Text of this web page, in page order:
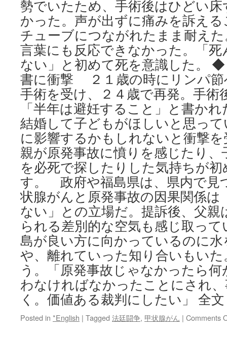
勢でいたため、手術後はひどい
かった。声が出ずに痛みを訴え
チューブにつながれたまま耐え
言葉にも反応できなかった。「
ない」と初めて死を意識した。
書に衝撃 ２１歳の時にリンパ節
手術を受け、２４歳で再発。手術
「半年は避妊すること」と書か
結婚して子どもがほしいと思っ
に影響するかもしれないと衝撃
親が原発事故に憤りを感じたり
を必死で探したりした気持ちが
す。 政府や福島県は、県内で見
状腺がんと原発事故の因果関係は
ない」との立場だ。提訴後、父親
られる差別的な空気も感じ取っ
島が良い方に向かっているのに
や、離れていった知り合いもい
う。「原発事故じゃなかったら
わなければなかったことにされ
く。価値ある裁判にしたい」 全文
Posted in *English | Tagged 法廷闘争, 甲状腺がん | Comments